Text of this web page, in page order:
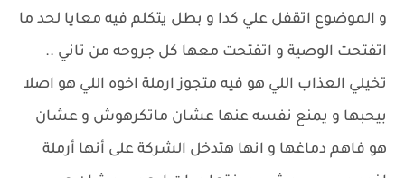
و الموضوع اتقفل علي كدا و بطل يتكلم فيه معايا لحد ما
اتفتحت الوصية و اتفتحت معها كل جروحه من تاني ..
تخيلي العذاب اللي هو فيه متجوز ارملة اخوه اللي هو اصلا
بيحبها و يمنع نفسه عنها عشان ماتكرهوش و عشان
هو فاهم دماغها و انها هتدخل الشركة على أنها أرملة